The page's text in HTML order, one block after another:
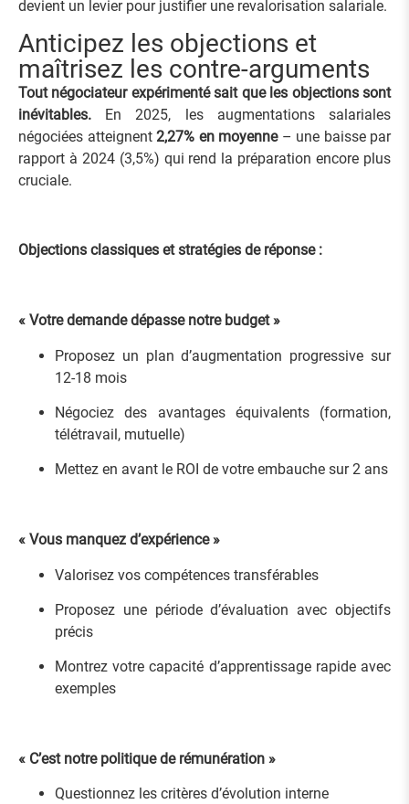
devient un levier pour justifier une revalorisation salariale.
Anticipez les objections et
maîtrisez les contre-arguments
Tout négociateur expérimenté sait que les objections sont
inévitables. En 2025, les augmentations salariales
négociées atteignent 2,27% en moyenne– une baisse par
rapport à 2024 (3,5%) qui rend la préparation encore plus
cruciale.
Objections classiques et stratégies de réponse :
« Votre demande dépasse notre budget »
Proposez un plan d’augmentation progressive sur
12-18 mois
Négociez des avantages équivalents (formation,
télétravail, mutuelle)
Mettez en avant le ROI de votre embauche sur 2 ans
« Vous manquez d’expérience »
Valorisez vos compétences transférables
Proposez une période d’évaluation avec objectifs
précis
Montrez votre capacité d’apprentissage rapide avec
exemples
« C’est notre politique de rémunération »
Questionnez les critères d’évolution interne